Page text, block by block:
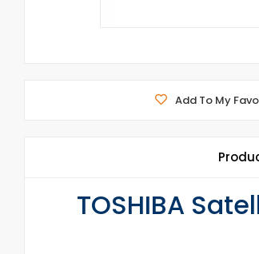
Add To My
TOSHIBA